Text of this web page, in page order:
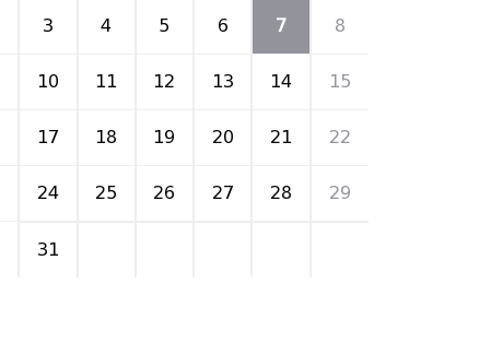
3 4 5 6 7 8
10 11 12 13 14 15
17 18 19 20 21 22
24 25 26 27 28 29
31